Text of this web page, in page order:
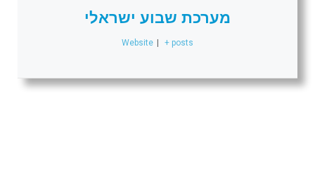
מערכת שבוע ישראלי
Website + posts